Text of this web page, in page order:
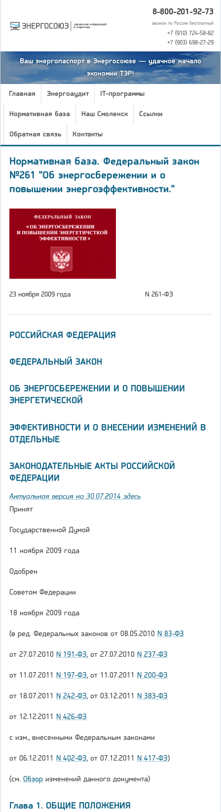
8-800-201-92-73
звонок по России бесплатный
+7 (910) 724-58-82
+7 (903) 698-27-29
Ваш энергопаспорт в Энергосоюзе — удачное начало
экономии ТЭР!
Главная Энергоаудит IT-программы
Нормативная база Наш Смоленск Ссылки
Обратная связь Контакты
Нормативная база. Федеральный закон
№261 "Об энергосбережении и о
повышении энергоэффективности."
23 ноября 2009 года N 261-ФЗ
РОССИЙСКАЯ ФЕДЕРАЦИЯ
ФЕДЕРАЛЬНЫЙ ЗАКОН
ОБ ЭНЕРГОСБЕРЕЖЕНИИ И О ПОВЫШЕНИИ
ЭНЕРГЕТИЧЕСКОЙ
ЭФФЕКТИВНОСТИ И О ВНЕСЕНИИ ИЗМЕНЕНИЙ В
ОТДЕЛЬНЫЕ
ЗАКОНОДАТЕЛЬНЫЕ АКТЫ РОССИЙСКОЙ
ФЕДЕРАЦИИ
Актуальная версия на 30.07.2014 здесь
Принят
Государственной Думой
11 ноября 2009 года
Одобрен
Советом Федерации
18 ноября 2009 года
(в ред. Федеральных законов от 08.05.2010 N 83-ФЗ
от 27.07.2010 N 191-ФЗ, от 27.07.2010 N 237-ФЗ
от 11.07.2011 N 197-ФЗ, от 11.07.2011 N 200-ФЗ
от 18.07.2011 N 242-ФЗ, от 03.12.2011 N 383-ФЗ
от 12.12.2011 N 426-ФЗ
с изм., внесенными Федеральным законами
от 06.12.2011 N 402-ФЗ, от 07.12.2011 N 417-ФЗ)
(см. Обзор изменений данного документа)
Глава 1. ОБЩИЕ ПОЛОЖЕНИЯ